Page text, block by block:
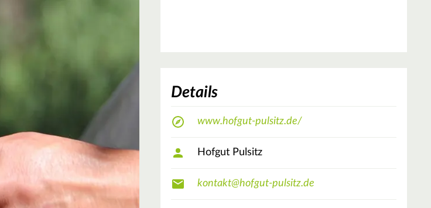
Details
www.hofgut-pulsitz.de/
Hofgut Pulsitz
kontakt@hofgut-pulsitz.de